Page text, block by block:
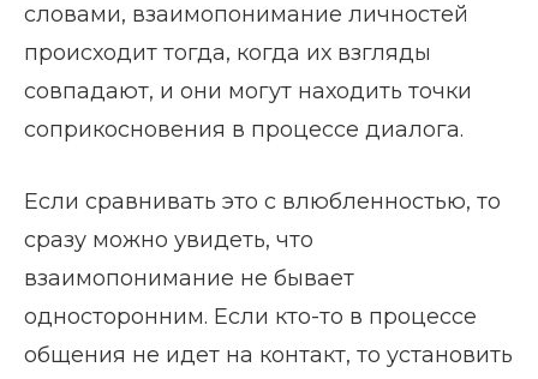
словами, взаимопонимание личностей
происходит тогда, когда их взгляды
совпадают, и они могут находить точки
соприкосновения в процессе диалога.
Если сравнивать это с влюбленностью, то
сразу можно увидеть, что
взаимопонимание не бывает
односторонним. Если кто-то в процессе
общения не идет на контакт, то установить